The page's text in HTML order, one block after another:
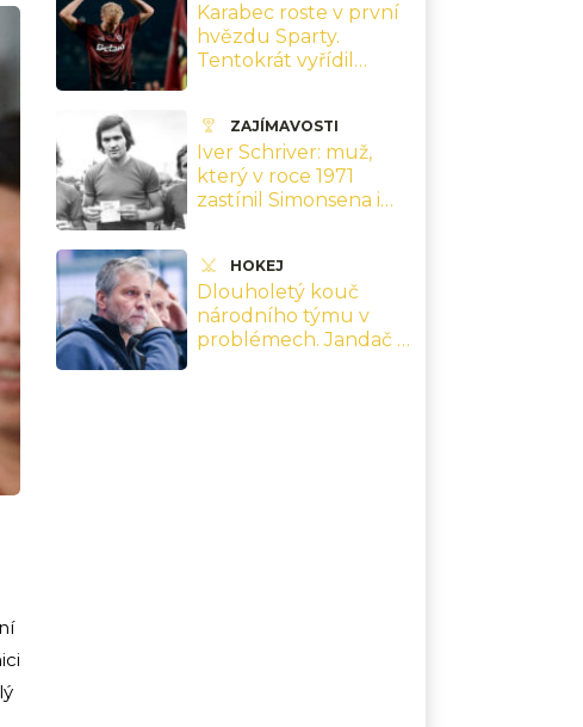
Karabec roste v první
hvězdu Sparty.
Tentokrát vyřídil
ZAJÍMAVOSTI
Iver Schriver: muž,
který v roce 1971
zastínil Simonsena i
HOKEJ
Dlouholetý kouč
národního týmu v
problémech. Jandač si